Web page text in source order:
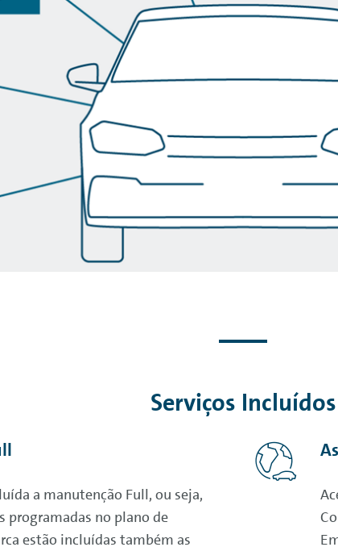
Serviços Incluídos
a manutenção Full, ou seja,
programadas no plano de
estão incluídas também as